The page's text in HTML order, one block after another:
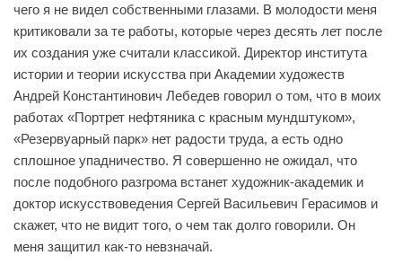
чего я не видел собственными глазами. В молодости меня
критиковали за те работы, которые через десять лет после
их создания уже считали классикой. Директор института
истории и теории искусства при Академии художеств
Андрей Константинович Лебедев говорил о том, что в моих
работах «Портрет нефтяника с красным мундштуком»,
«Резервуарный парк» нет радости труда, а есть одно
сплошное упадничество. Я совершенно не ожидал, что
после подобного разгрома встанет художник-академик и
доктор искусствоведения Сергей Васильевич Герасимов и
скажет, что не видит того, о чем так долго говорили. Он
меня защитил как-то невзначай.